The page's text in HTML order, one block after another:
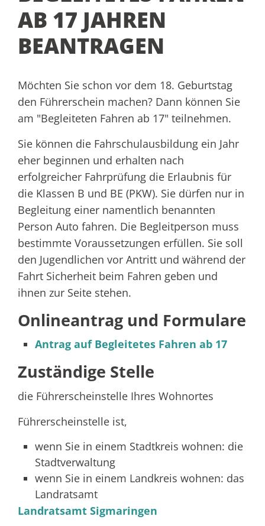
AB 17 JAHREN
BEANTRAGEN
Möchten Sie schon vor dem 18. Geburtstag
den Führerschein machen? Dann können Sie
am "Begleiteten Fahren ab 17" teilnehmen.
Sie können die Fahrschulausbildung ein Jahr
eher beginnen und erhalten nach
erfolgreicher Fahrprüfung die Erlaubnis für
die Klassen B und BE (PKW). Sie dürfen nur in
Begleitung einer namentlich benannten
Person Auto fahren. Die Begleitperson muss
bestimmte Voraussetzungen erfüllen. Sie soll
den Jugendlichen vor Antritt und während der
Fahrt Sicherheit beim Fahren geben und
ihnen zur Seite stehen.
Onlineantrag und Formulare
Antrag auf Begleitetes Fahren ab 17
Zuständige Stelle
die Führerscheinstelle Ihres Wohnortes
Führerscheinstelle ist,
wenn Sie in einem Stadtkreis wohnen: die
Stadtverwaltung
wenn Sie in einem Landkreis wohnen: das
Landratsamt
Landratsamt Sigmaringen